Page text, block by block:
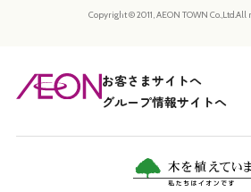
Copyright © 2011, AEON TOWN
お客さまサイトへ
グループ情報サイトへ